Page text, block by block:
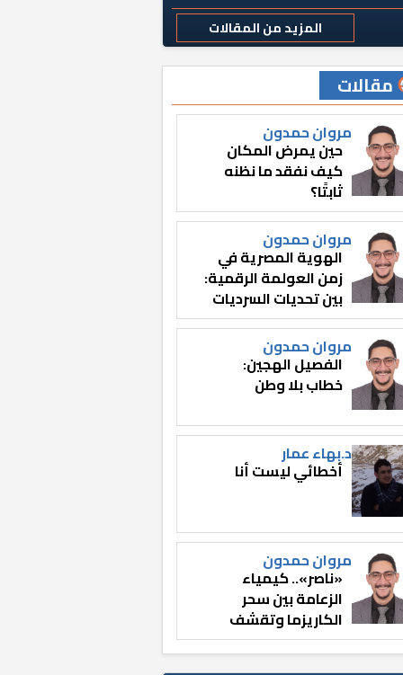
المزيد من المقالات
مقالات
مروان حمدون
حين يمرض المكان
كيف نفقد ما نظنه
ثابتًا؟
مروان حمدون
الهوية المصرية في
زمن العولمة الرقمية:
بين تحديات السرديات
وصناعة الوعي
مروان حمدون
الفصيل الهجين:
خطاب بلا وطن
د.بهاء عمار
أخطائي ليست أنا
مروان حمدون
«ناصر».. كيمياء
الزعامة بين سحر
الكاريزما وتقشف
الثائر